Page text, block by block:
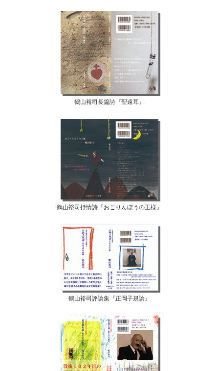
鶴山裕司長篇詩『聖遠耳』
鶴山裕司抒情詩『おこりんぼうの王様』
鶴山裕司評論集『正岡子規論』